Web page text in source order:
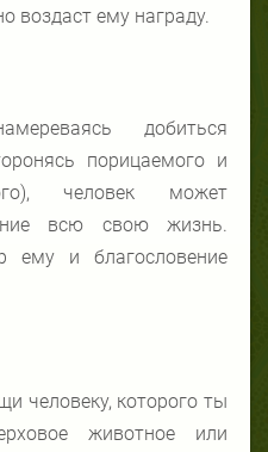
воздаст ему награду.
добиться
порицаемого и
человек может
всю свою жизнь.
и благословение
человеку, которого ты
животное или